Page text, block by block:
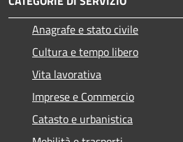
Anagrafe e stato civile
Cultura e tempo libero
Vita lavorativa
Imprese e Commercio
Catasto e urbanistica